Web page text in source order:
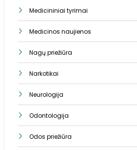
Medicininiai tyrimai
Medicinos naujienos
Nagų priežiūra
Narkotikai
Neurologija
Odontologija
Odos priežiūra